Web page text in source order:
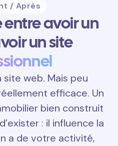
/ Après
avoir un
un site
web. Mais peu
efficace. Un
bien construit
: il influence la
a de votre activité,